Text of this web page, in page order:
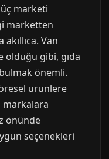
üç marketi
marketten
Van
gibi, gıda
önemli.
ürünlere
markalara
önünde
seçenekleri